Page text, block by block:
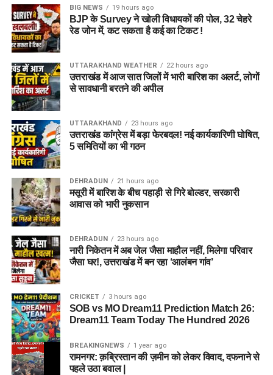
BIG NEWS 19 hours ago
BJP के Survey ने खोली विधायकों की पोल, 32 चेहरे
रेड जोन में, कट सकता है कई का टिकट !
UTTARAKHAND WEATHER 22 hours ago
उत्तराखंड में आज सात जिलों में भारी बारिश का अलर्ट, लोगों
से सावधानी बरतने की अपील
UTTARAKHAND 23 hours ago
उत्तराखंड कांग्रेस में बड़ा फेरबदल! नई कार्यकारिणी घोषित,
5 समितियों का भी गठन
DEHRADUN 21 hours ago
मसूरी में बारिश के बीच पहाड़ी से गिरे बोल्डर, सरकारी
आवास को भारी नुकसान
DEHRADUN 23 hours ago
नारी निकेतन में अब जेल जैसा माहौल नहीं, मिलेगा परिवार
जैसा घर!, उत्तराखंड में बन रहा ‘आलंबन गांव’
CRICKET 3 hours ago
SOB vs MO Dream11 Prediction Match 26:
Dream11 Team Today The Hundred 2026
BREAKINGNEWS 1 year ago
रामनगर: क़ब्रिस्तान की ज़मीन को लेकर विवाद, दफनाने से
पहले उठा बवाल |